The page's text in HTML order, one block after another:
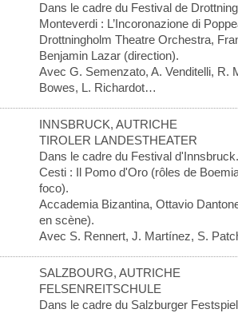
Dans le cadre du Festival de
Monteverdi : L’Incoronazione di
Drottningholm Theatre Orchestra,
Benjamin Lazar (direction).
Avec G. Semenzato, A. Venditelli, R.
Bowes, L. Richardot…
INNSBRUCK, AUTRICHE
TIROLER LANDESTHEATER
Dans le cadre du Festival d'Innsbruck.
Cesti : Il Pomo d'Oro (rôles de
foco).
Accademia Bizantina, Ottavio
en scène).
Avec S. Rennert, J. Martínez, S.
SALZBOURG, AUTRICHE
FELSENREITSCHULE
Dans le cadre du Salzburger